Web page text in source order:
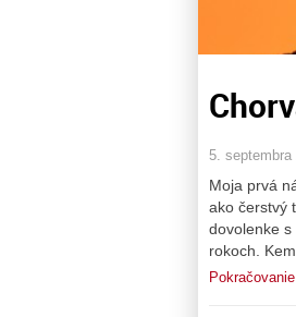
5. septembra
Moja prvá
ako čerstvý
dovolenke
rokoch.